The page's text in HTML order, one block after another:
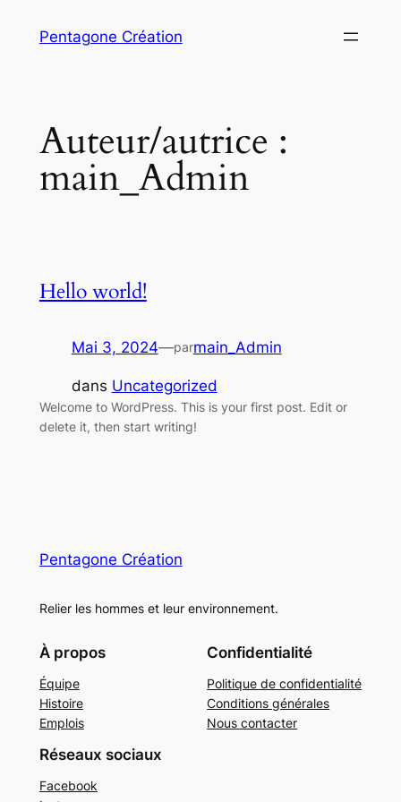
Pentagone Création
Auteur/autrice :
main_Admin
Hello world!
Mai 3, 2024—parmain_Admin
dans Uncategorized
Welcome to WordPress. This is your first post. Edit or
delete it, then start writing!
Pentagone Création
Relier les hommes et leur environnement.
À propos
Équipe
Histoire
Emplois
Confidentialité
Politique de confidentialité
Conditions générales
Nous contacter
Réseaux sociaux
Facebook